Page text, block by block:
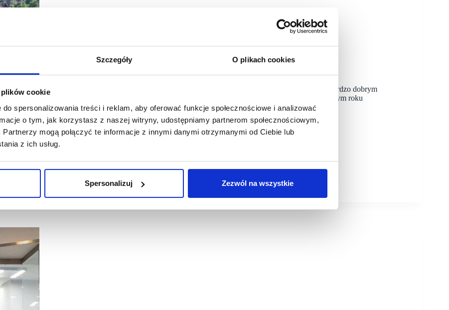
Szczegóły O plikach cookies
cookie
spersonalizowania treści i reklam, aby oferować funkcje społecznościowe i analizować
o tym, jak korzystasz z naszej witryny, udostępniamy partnerom społecznościowym,
mogą połączyć te informacje z innymi danymi otrzymanymi od Ciebie lub
z ich usług.
Spersonalizuj Zezwól na wszystkie
Dealz: rok udanego handlu w Raju
12 miesięcy intensywnej pracy, mnóstwo zachwyconych klientów i wyniki sprzedażowe na bardzo dobrym
poziomie – tak Dealz, międzynarodowa sieć sklepów dyskontowych prezentuje się po pierwszym roku
funkcjonowania w Kompleksie Handlowym…